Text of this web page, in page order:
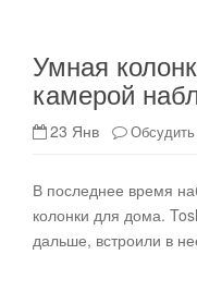
Умная
камерой
23 Янв Обсудить
В последнее время
колонки для дома.
дальше, встроили в